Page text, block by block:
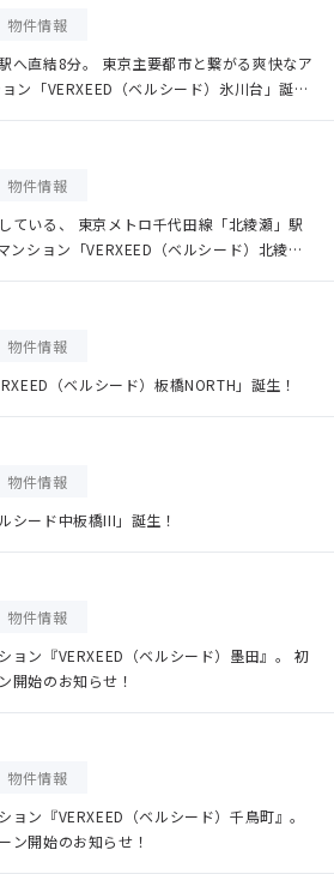
物件情報
へ直結8分。 東京主要都市と繋がる爽快なア
ン「VERXEED（ベルシード）氷川台」誕
物件情報
ている、 東京メトロ千代田線「北綾瀬」駅
ンション「VERXEED（ベルシード）北綾
物件情報
（ベルシード）板橋NORTH」誕生！
物件情報
シード中板橋III」誕生！
物件情報
ョン『VERXEED（ベルシード）墨田』。 初
開始のお知らせ！
物件情報
ン『VERXEED（ベルシード）千鳥町』。
ン開始のお知らせ！